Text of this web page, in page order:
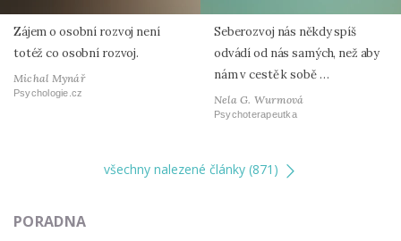
Zájem o osobní rozvoj není
totéž co osobní rozvoj.
Michal Mynář
Psychologie.cz
Seberozvoj nás někdy spíš
odvádí od nás samých, než aby
nám v cestě k sobě …
Nela G. Wurmová
Psychoterapeutka
všechny nalezené články (871)
PORADNA